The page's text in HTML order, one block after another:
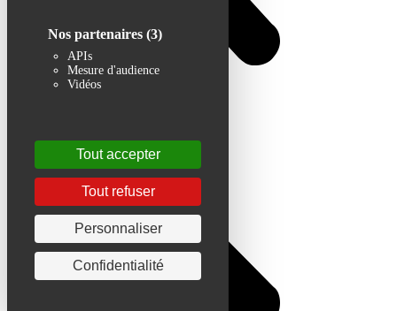
Nos partenaires (3)
APIs
Mesure d'audience
Vidéos
Tout accepter
Tout refuser
Personnaliser
Confidentialité